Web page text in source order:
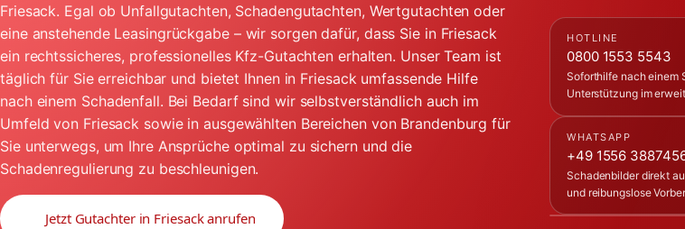
Friesack. Egal ob Unfallgutachten, Schadengutachten, Wertgutachten oder
eine anstehende Leasingrückgabe – wir sorgen dafür, dass Sie in Friesack
ein rechtssicheres, professionelles Kfz-Gutachten erhalten. Unser Team ist
täglich für Sie erreichbar und bietet Ihnen in Friesack umfassende Hilfe
nach einem Schadenfall. Bei Bedarf sind wir selbstverständlich auch im
Umfeld von Friesack sowie in ausgewählten Bereichen von Brandenburg für
Sie unterwegs, um Ihre Ansprüche optimal zu sichern und die
Schadenregulierung zu beschleunigen.
Jetzt Gutachter in Friesack anrufen
HOTLINE
0800 1553 5543
Soforthilfe nach einem
Unterstützung im
WHATSAPP
+49 1556
Schadenbilder direkt
und reibungslose